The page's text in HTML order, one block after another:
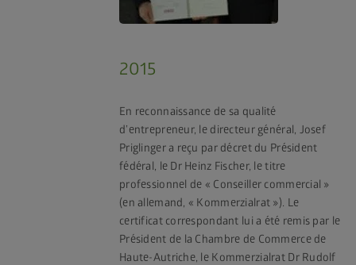
2015
En reconnaissance de sa qualité
d’entrepreneur, le directeur général, Josef
Priglinger a reçu par décret du Président
fédéral, le Dr Heinz Fischer, le titre
professionnel de « Conseiller commercial »
(en allemand, « Kommerzialrat »). Le
certificat correspondant lui a été remis par le
Président de la Chambre de Commerce de
Haute-Autriche, le Kommerzialrat Dr Rudolf